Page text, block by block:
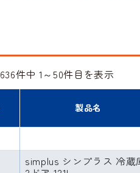
件中 1～50件目を表示
製品名
simplus シンプラス 冷蔵